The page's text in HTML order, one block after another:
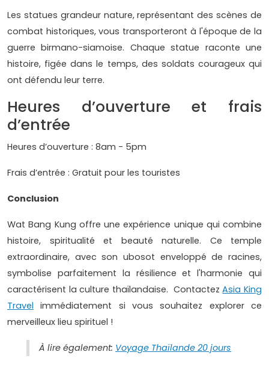
Les statues grandeur nature, représentant des scènes de
combat historiques, vous transporteront à l'époque de la
guerre birmano-siamoise. Chaque statue raconte une
histoire, figée dans le temps, des soldats courageux qui
ont défendu leur terre.
Heures d’ouverture et frais
d’entrée
Heures d’ouverture : 8am - 5pm
Frais d’entrée : Gratuit pour les touristes
Conclusion
Wat Bang Kung offre une expérience unique qui combine
histoire, spiritualité et beauté naturelle. Ce temple
extraordinaire, avec son ubosot enveloppé de racines,
symbolise parfaitement la résilience et l'harmonie qui
caractérisent la culture thaïlandaise. ContactezAsia King
Travel immédiatement si vous souhaitez explorer ce
merveilleux lieu spirituel !
À lire également: Voyage Thaïlande 20 jours